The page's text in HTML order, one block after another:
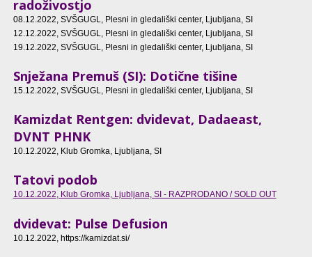
radoživostjo
08.12.2022, SVŠGUGL, Plesni in gledališki center, Ljubljana, SI
12.12.2022, SVŠGUGL, Plesni in gledališki center, Ljubljana, SI
19.12.2022, SVŠGUGL, Plesni in gledališki center, Ljubljana, SI
Snježana Premuš (SI): Dotične tišine
15.12.2022, SVŠGUGL, Plesni in gledališki center, Ljubljana, SI
Kamizdat Rentgen: dvidevat, Dadaeast,
DVNT PHNK
10.12.2022, Klub Gromka, Ljubljana, SI
Tatovi podob
10.12.2022, Klub Gromka, Ljubljana, SI - RAZPRODANO / SOLD OUT
dvidevat: Pulse Defusion
10.12.2022 , https://kamizdat.si/